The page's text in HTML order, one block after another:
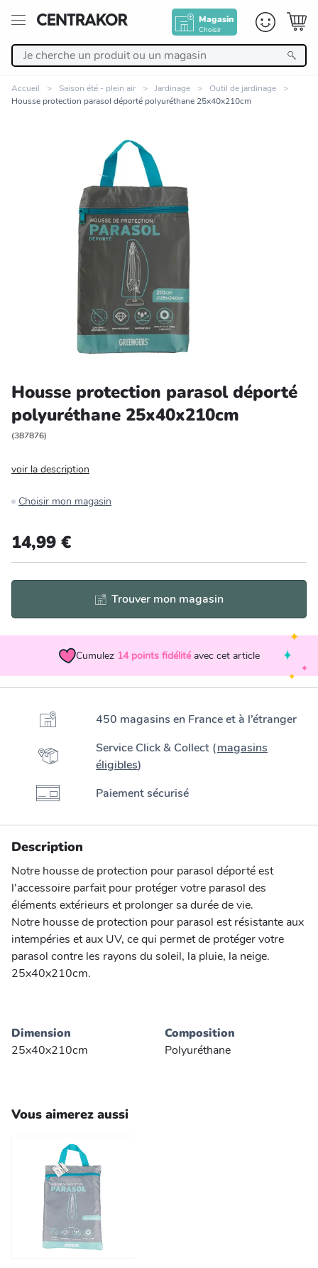
Magasin
Choisir
Décoration
Linge de maison
Meuble
Cuisine et art de la table
Salle de bain et beauté
Entretien et rangement
Animalerie
Accueil Saison été - plein air Jardinage
Outil de jardinage
Housse protection parasol déporté polyuréthane 25x40x210cm
Zoomer sur l'image
Housse protection parasol déporté
polyuréthane 25x40x210cm
(387876)
voir la description
Choisir mon magasin
14,99 €
Trouver mon magasin
Cumulez 14 points fidélité avec cet article
450 magasins en France et à l’étranger
Service Click & Collect (magasins
éligibles)
Paiement sécurisé
Description
Notre housse de protection pour parasol déporté est
l'accessoire parfait pour protéger votre parasol des
éléments extérieurs et prolonger sa durée de vie.
Notre housse de protection pour parasol est résistante aux
intempéries et aux UV, ce qui permet de protéger votre
parasol contre les rayons du soleil, la pluie, la neige.
25x40x210cm.
Dimension
25x40x210cm
Composition
Polyuréthane
Vous aimerez aussi